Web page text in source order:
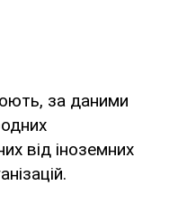
за даними
від іноземних